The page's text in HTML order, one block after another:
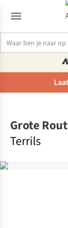
Grote
Terrils